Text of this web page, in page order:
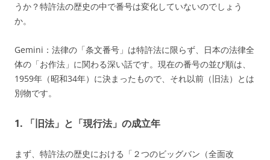
うか？特許法の歴史の中で番号は変化していないのでしょう
か。
Gemini： 法律の「条文番号」 は特許法に限らず、日本の法律全
体の「お作法」に関わる深い話です。 現在の番号の並び順は、
1959年（昭和34年）に決まったもので、それ以前（旧法）とは
別物です。
1. 「旧法」と「現行法」の成立年
まず、特許法の歴史における「２つのビッグバン（全面改